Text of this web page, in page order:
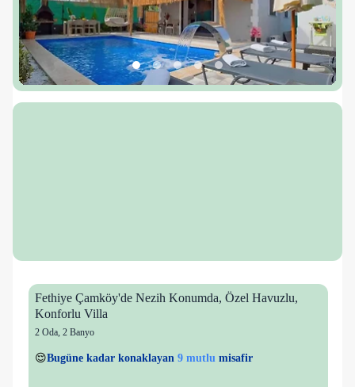
Fethiye Çamköy'de Nezih Konumda, Özel Havuzlu,
Konforlu Villa
2 Oda, 2 Banyo
👀Son 1 saatte42 kişigörüntüledi